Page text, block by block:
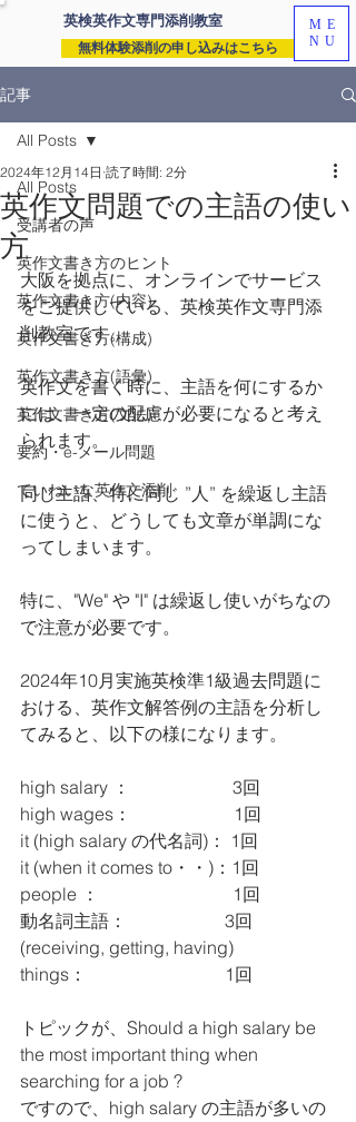
英検英作文専門添削教室
無料体験添削の申し込みはこちら
ME
NU
記事
All Posts
受講者の声
英作文書き方のヒント
英作文書き方(内容)
英作文書き方(構成)
英作文書き方(語彙)
英作文書き方(文法)
要約・e-メール問題
ていねいな英作文添削
All Posts
英作文問題での主語の使い
方
2024年12月14日 読了時間: 2分
大阪を拠点に、オンラインでサービス
をご提供している、英検英作文専門添
削教室です。
英作文を書く時に、主語を何にするか
には、一定の配慮が必要になると考え
られます。
同じ主語、特に同じ ”人” を繰返し主語
に使うと、どうしても文章が単調にな
ってしまいます。
特に、"We" や "I" は繰返し使いがちなの
で注意が必要です。
2024年10月実施英検準1級過去問題に
おける、英作文解答例の主語を分析し
てみると、以下の様になります。
high salary ： 　　　　　  3回
high wages： 　　　　  　1回
it (high salary の代名詞)： 1回
it (when it comes to・・)：1回
people ：　　　　　　　  1回
動名詞主語：                      3回
(receiving, getting, having)
things：　　                       1回
トピックが、Should a high salary be
the most important thing when
searching for a job ?
ですので、high salary の主語が多いの